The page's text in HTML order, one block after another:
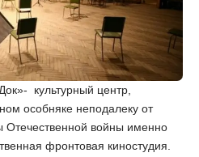
культурный центр,
особняке неподалеку от
Отечественной войны именно
фронтовая киностудия.